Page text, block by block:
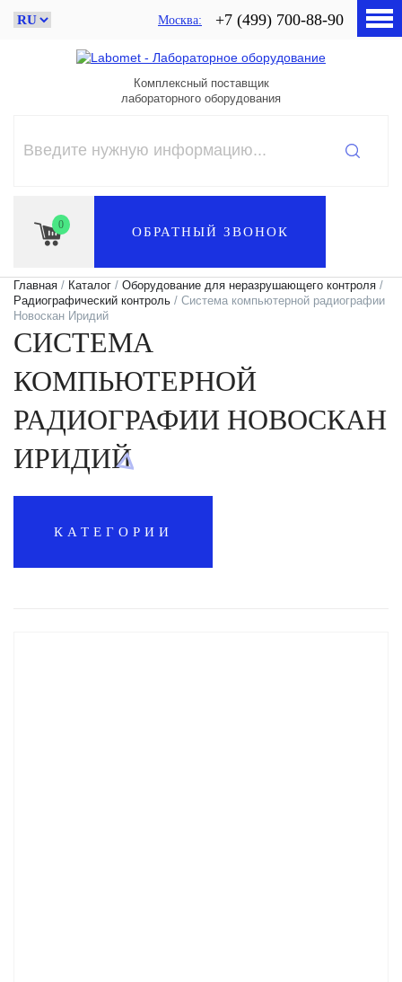
Москва +7 (499) 700-88-90
Комплексный поставщик
лабораторного оборудования
0 ОБРАТНЫЙ ЗВОНОК
Главная / Каталог / Оборудование для неразрушающего контроля /
Радиографический контроль / Система компьютерной радиографии
Новоскан Иридий
СИСТЕМА
КОМПЬЮТЕРНОЙ
РАДИОГРАФИИ НОВОСКАН
ИРИДИЙ
КАТЕГОРИИ